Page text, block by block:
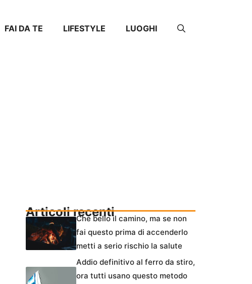
FAI DA TE LIFESTYLE LUOGHI
Articoli recentiChe bello il camino, ma se non
fai questo prima di accenderlo
metti a serio rischio la salute
Addio definitivo al ferro da stiro,
ora tutti usano questo metodo